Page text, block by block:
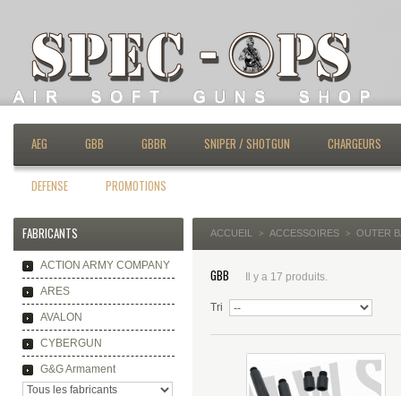
AEG GBB GBBR SNIPER / SHOTGUN CHARGEURS
DEFENSE PROMOTIONS
FABRICANTS
ACTION ARMY COMPANY
ARES
AVALON
CYBERGUN
G&G Armament
ACCUEIL > ACCESSOIRES > OUTER
GBB Il y a 17 produits.
Tri